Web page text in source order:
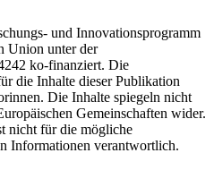
und Innovationsprogramm
Union unter der
ko-finanziert. Die
die Inhalte dieser Publikation
Die Inhalte spiegeln nicht
Gemeinschaften wider.
nicht für die mögliche
Informationen verantwortlich.